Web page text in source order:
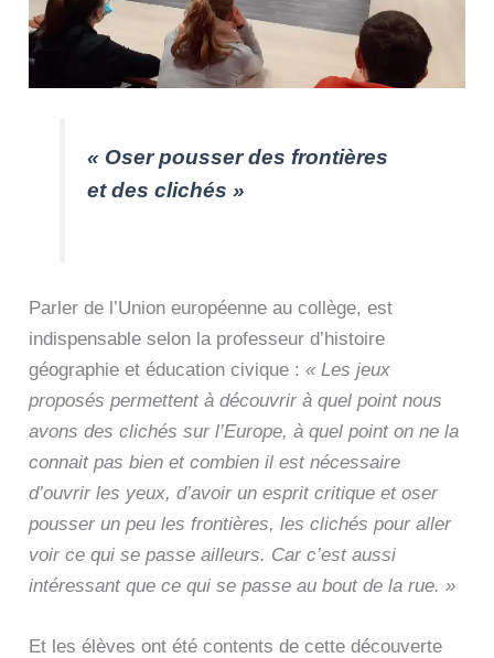
« Oser pousser des frontières
et des clichés »
Parler de l’Union européenne au collège, est
indispensable selon la professeur d’histoire
géographie et éducation civique :« Les jeux
proposés permettent à découvrir à quel point nous
avons des clichés sur l’Europe, à quel point on ne la
connait pas bien et combien il est nécessaire
d’ouvrir les yeux, d’avoir un esprit critique et oser
pousser un peu les frontières, les clichés pour aller
voir ce qui se passe ailleurs. Car c’est aussi
intéressant que ce qui se passe au bout de la rue. »
Et les élèves ont été contents de cette découverte